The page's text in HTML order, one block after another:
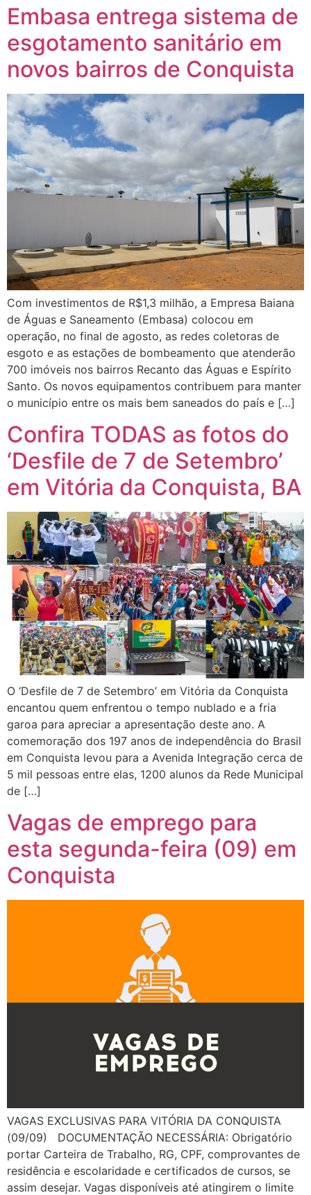
Embasa entrega sistema de
esgotamento sanitário em
novos bairros de Conquista
Com investimentos de R$1,3 milhão, a Empresa Baiana
de Águas e Saneamento (Embasa) colocou em
operação, no final de agosto, as redes coletoras de
esgoto e as estações de bombeamento que atenderão
700 imóveis nos bairros Recanto das Águas e Espírito
Santo. Os novos equipamentos contribuem para manter
o município entre os mais bem saneados do país e […]
Confira TODAS as fotos do
‘Desfile de 7 de Setembro’
em Vitória da Conquista, BA
O ‘Desfile de 7 de Setembro’ em Vitória da Conquista
encantou quem enfrentou o tempo nublado e a fria
garoa para apreciar a apresentação deste ano. A
comemoração dos 197 anos de independência do Brasil
em Conquista levou para a Avenida Integração cerca de
5 mil pessoas entre elas, 1200 alunos da Rede Municipal
de […]
Vagas de emprego para
esta segunda-feira (09) em
Conquista
VAGAS EXCLUSIVAS PARA VITÓRIA DA CONQUISTA
(09/09) DOCUMENTAÇÃO NECESSÁRIA: Obrigatório
portar Carteira de Trabalho, RG, CPF, comprovantes de
residência e escolaridade e certificados de cursos, se
assim desejar. Vagas disponíveis até atingirem o limite